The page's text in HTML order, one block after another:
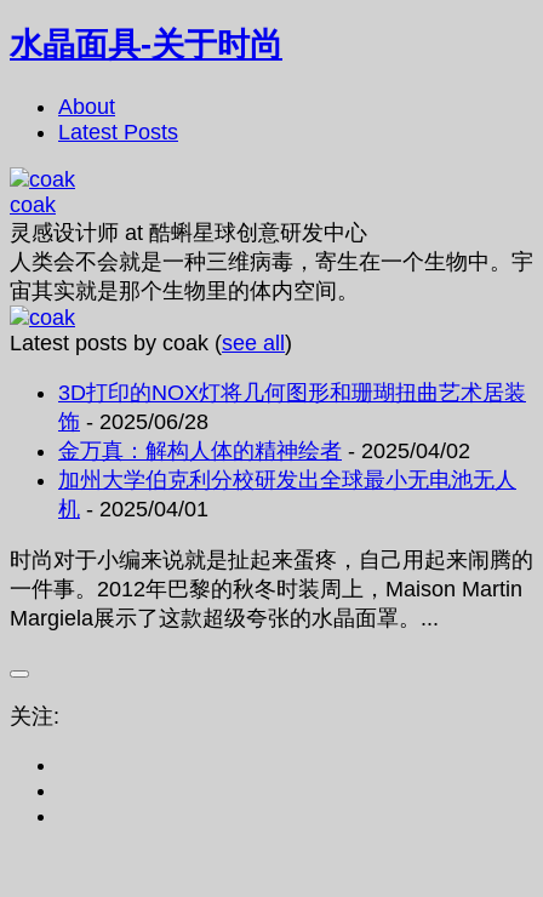
水晶面具-关于时尚
About
Latest Posts
coak
灵感设计师 at 酷蝌星球创意研发中心
人类会不会就是一种三维病毒，寄生在一个生物中。宇
宙其实就是那个生物里的体内空间。
Latest posts by coak (see all)
3D打印的NOX灯将几何图形和珊瑚扭曲艺术居装
饰 - 2025/06/28
金万真：解构人体的精神绘者 - 2025/04/02
加州大学伯克利分校研发出全球最小无电池无人
机 - 2025/04/01
时尚对于小编来说就是扯起来蛋疼，自己用起来闹腾的
一件事。2012年巴黎的秋冬时装周上，Maison Martin
Margiela展示了这款超级夸张的水晶面罩。...
关注: